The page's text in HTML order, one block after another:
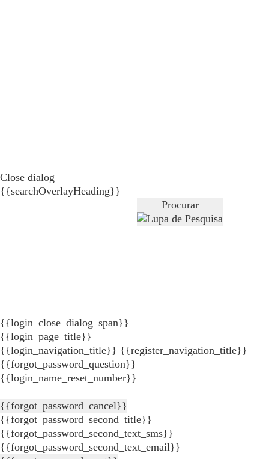
Close dialog
{{searchOverlayHeading}}
Procurar
{{login_close_dialog_span}}
{{login_page_title}}
{{login_navigation_title}} {{register_navigation_title}}
{{forgot_password_question}}
{{login_name_reset_number}}
{{forgot_password_cancel}}
{{forgot_password_second_title}}
{{forgot_password_second_text_sms}}
{{forgot_password_second_text_email}}